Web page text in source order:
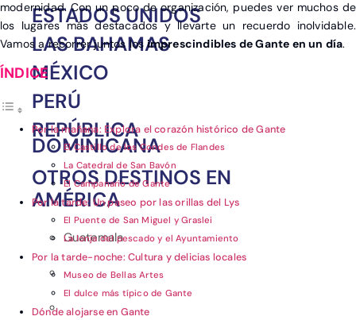
ESTADOS UNIDOS
LAS BAHAMAS
MÉXICO
PERÚ
REPÚBLICA
DOMINICANA
OTROS DESTINOS EN
AMÉRICA
Guatemala
modernidad. Con un poco de organización, puedes ver muchos de
los lugares más destacados y llevarte un recuerdo inolvidable.
Vamos a recorrer juntos losimprescindibles de Gante en un día.
Por la mañana: Explora el corazón histórico de Gante
El Castillo de los Condes de Flandes
La Catedral de San Bavón
El Campanario de Gante
Por la tarde: Un paseo por las orillas del Lys
El Puente de San Miguel y Graslei
La lonja del pescado y el Ayuntamiento
Por la tarde-noche: Cultura y delicias locales
Museo de Bellas Artes
El dulce más típico de Gante
Dónde alojarse en Gante